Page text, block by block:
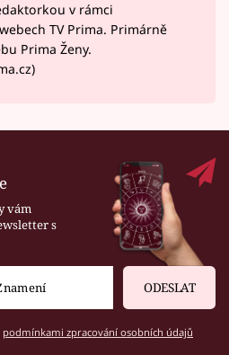
v rámci
TV Prima. Primárně
Prima Ženy.
vám
s
ODESLAT
podmínkami zpracování osobních údajů